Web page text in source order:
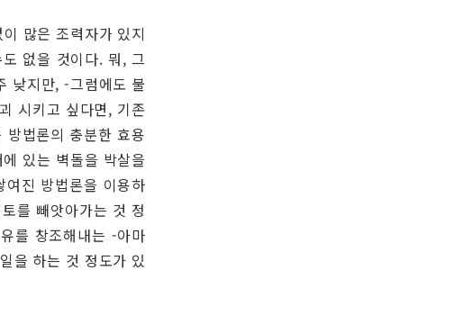
많은 조력자가 있지
없을 것이다. 뭐, 그
낮지만, -그럼에도 불
시키고 싶다면, 기존
법론의 충분한 효용
있는 벽돌을 박살을
진 방법론을 이용하
를 빼앗아가는 것 정
를 창조해내는 -아마
을 하는 것 정도가 있